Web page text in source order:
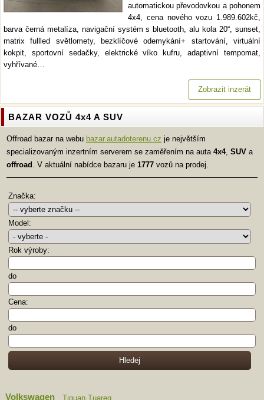
automatickou převodovkou a pohonem
4x4, cena nového vozu 1.989.602kč,
barva černá metalíza, navigační systém s bluetooth, alu kola 20“, sunset,
matrix fullled světlomety, bezklíčové odemykání+ startování, virtuální
kokpit, sportovní sedačky, elektrické víko kufru, adaptivní tempomat,
vyhřívané…
Zobrazit inzerát
BAZAR VOZŮ 4x4 A SUV
Offroad bazar na webu bazar.autadoterenu.cz je největším
specializovaným inzertním serverem se zaměřením na auta 4x4, SUV a
offroad . V aktuální nabídce bazaru je 1777 vozů na prodej.
Značka:
Model:
Rok výroby:
do
Cena:
do
Volkswagen Tiguan Tuareg